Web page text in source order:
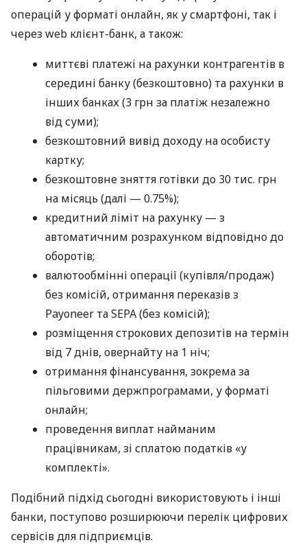
операцій у форматі онлайн, як у смартфоні, так і
через web клієнт-банк, а також:
миттєві платежі на рахунки контрагентів в
середині банку (безкоштовно) та рахунки в
інших банках (3 грн за платіж незалежно
від суми);
безкоштовний вивід доходу на особисту
картку;
безкоштовне зняття готівки до 30 тис. грн
на місяць (далі — 0.75%);
кредитний ліміт на рахунку — з
автоматичним розрахунком відповідно до
оборотів;
валютообмінні операції (купівля/продаж)
без комісій, отримання переказів з
Payoneer та SEPA (без комісій);
розміщення строкових депозитів на термін
від 7 днів, овернайту на 1 ніч;
отримання фінансування, зокрема за
пільговими держпрограмами, у форматі
онлайн;
проведення виплат найманим
працівникам, зі сплатою податків «у
комплекті».
Подібний підхід сьогодні використовують і інші
банки, поступово розширюючи перелік цифрових
сервісів для підприємців.